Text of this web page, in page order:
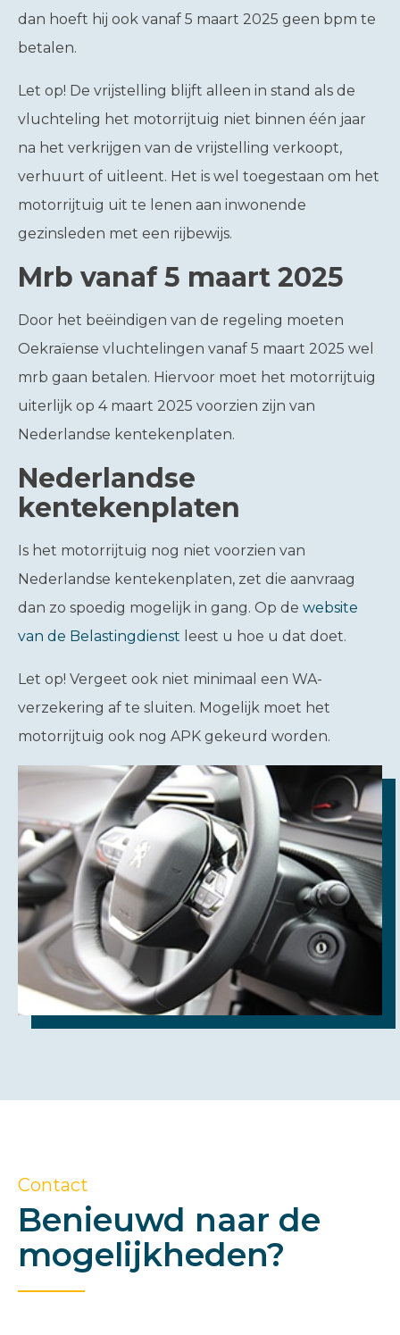
dan hoeft hij ook vanaf 5 maart 2025 geen bpm te
betalen.
Let op! De vrijstelling blijft alleen in stand als de
vluchteling het motorrijtuig niet binnen één jaar
na het verkrijgen van de vrijstelling verkoopt,
verhuurt of uitleent. Het is wel toegestaan om het
motorrijtuig uit te lenen aan inwonende
gezinsleden met een rijbewijs.
Mrb vanaf 5 maart 2025
Door het beëindigen van de regeling moeten
Oekraïense vluchtelingen vanaf 5 maart 2025 wel
mrb gaan betalen. Hiervoor moet het motorrijtuig
uiterlijk op 4 maart 2025 voorzien zijn van
Nederlandse kentekenplaten.
Nederlandse
kentekenplaten
Is het motorrijtuig nog niet voorzien van
Nederlandse kentekenplaten, zet die aanvraag
dan zo spoedig mogelijk in gang. Op de website
van de Belastingdienst leest u hoe u dat doet.
Let op! Vergeet ook niet minimaal een WA-
verzekering af te sluiten. Mogelijk moet het
motorrijtuig ook nog APK gekeurd worden.
Contact
Benieuwd naar de
mogelijkheden?